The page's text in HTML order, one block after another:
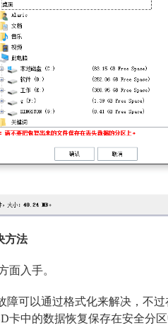
方法
面入手。
障可以通过格式化来解决，不
卡中的数据恢复保存在安全分